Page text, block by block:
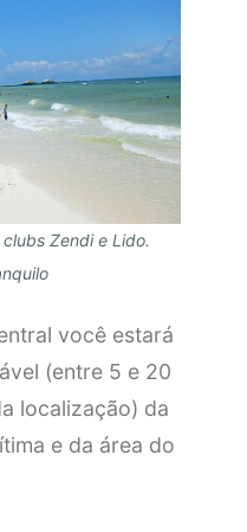
Zendi e Lido.
você estará
(entre 5 e 20
localização) da
e da área do